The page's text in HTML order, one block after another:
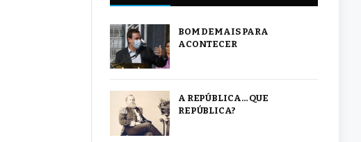
BOM DEMAIS PARA
ACONTECER
A REPÚBLICA… QUE
REPÚBLICA?